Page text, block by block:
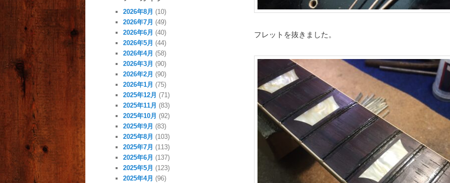
フレットを抜きました。
2026年8月 (10)
2026年7月 (49)
2026年6月 (40)
2026年5月 (44)
2026年4月 (58)
2026年3月 (90)
2026年2月 (90)
2026年1月 (75)
2025年12月 (71)
2025年11月 (83)
2025年10月 (92)
2025年9月 (83)
2025年8月 (103)
2025年7月 (113)
2025年6月 (137)
2025年5月 (123)
2025年4月 (96)